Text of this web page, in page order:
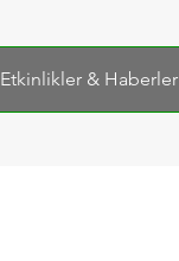
Etkinlikler & Haberler